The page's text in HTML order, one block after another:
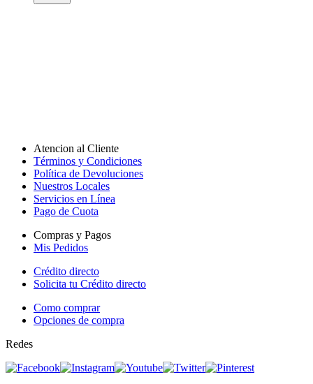
Atencion al Cliente
Términos y Condiciones
Política de Devoluciones
Nuestros Locales
Servicios en Línea
Pago de Cuota
Compras y Pagos
Mis Pedidos
Crédito directo
Solicita tu Crédito directo
Como comprar
Opciones de compra
Redes